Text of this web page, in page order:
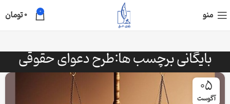
منو 0
0تومان
بایگانی برچسب ها:طرح دعوای حقوقی
05
آگوست